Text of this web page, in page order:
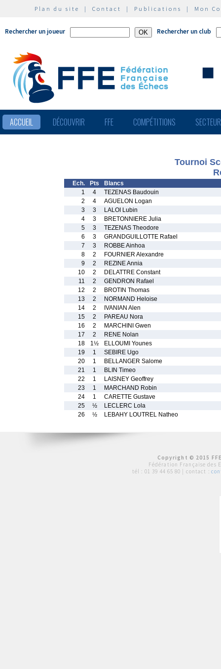
Plan du site | Contact | Publications | Mon
Rechercher un joueur Rechercher un club
ACCUEIL DÉCOUVRIR FFE COMPÉTITIONS
Tournoi
Ech. Pts
Blancs
1
4
TEZENAS Baudouin
2
4
AGUELON Logan
3
3
LALOI Lubin
4
3
BRETONNIERE Julia
5
3
TEZENAS Theodore
6
3
GRANDGUILLOTTE Rafael
7
3
ROBBE Ainhoa
8
2
FOURNIER Alexandre
9
2
REZINE Annia
10
2
DELATTRE Constant
11
2
GENDRON Rafael
12
2
BROTIN Thomas
13
2
NORMAND Heloise
14
2
IVANIAN Alen
15
2
PAREAU Nora
16
2
MARCHINI Gwen
17
2
RENE Nolan
18
1½
ELLOUMI Younes
19
1
SEBIRE Ugo
20
1
BELLANGER Salome
21
1
BLIN Timeo
22
1
LAISNEY Geoffrey
23
1
MARCHAND Robin
24
1
CARETTE Gustave
25
½
LECLERC Lola
26
½ LEBAHY LOUTREL Natheo
Copyright © 2015
Fédération Française des
tél : 01 39 44 65 80 | contact :